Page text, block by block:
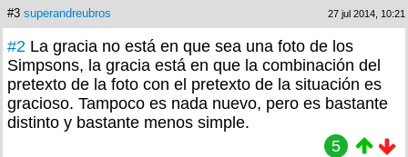
#3 superandreubros 27 jul 2014, 10:21
#2 La gracia no está en que sea una foto de los
Simpsons, la gracia está en que la combinación del
pretexto de la foto con el pretexto de la situación es
gracioso. Tampoco es nada nuevo, pero es bastante
distinto y bastante menos simple.
5